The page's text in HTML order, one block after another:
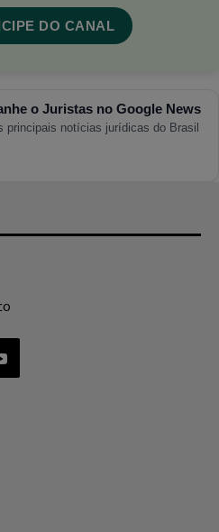
DO CANAL
o Juristas no Google News
principais notícias jurídicas do Brasil